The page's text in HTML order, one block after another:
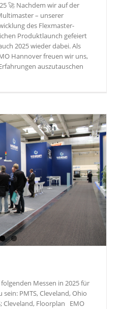
🚀 Nachdem wir auf der
– unserer
des Flexmaster-
Produktlaunch gefeiert
2025 wieder dabei. Als
Hannover freuen wir uns,
auszutauschen
Messen in 2025 für
PMTS, Cleveland, Ohio
Cleveland, Floorplan EMO